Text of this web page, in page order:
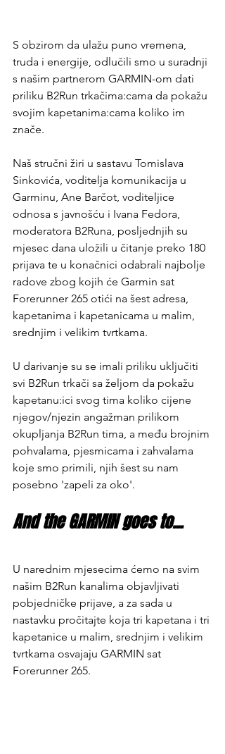
S obzirom da ulažu puno vremena,
truda i energije, odlučili smo u suradnji
s našim partnerom GARMIN-om dati
priliku B2Run trkačima:cama da pokažu
svojim kapetanima:cama koliko im
znače.
Naš stručni žiri u sastavu Tomislava
Sinkovića, voditelja komunikacija u
Garminu, Ane Barčot, voditeljice
odnosa s javnošću i Ivana Fedora,
moderatora B2Runa, posljednjih su
mjesec dana uložili u čitanje preko 180
prijava te u konačnici odabrali najbolje
radove zbog kojih će Garmin sat
Forerunner 265 otići na šest adresa,
kapetanima i kapetanicama u malim,
srednjim i velikim tvrtkama.
U darivanje su se imali priliku uključiti
svi B2Run trkači sa željom da pokažu
kapetanu:ici svog tima koliko cijene
njegov/njezin angažman prilikom
okupljanja B2Run tima, a među brojnim
pohvalama, pjesmicama i zahvalama
koje smo primili, njih šest su nam
posebno 'zapeli za oko'.
And the GARMIN goes to...
U narednim mjesecima ćemo na svim
našim B2Run kanalima objavljivati
pobjedničke prijave, a za sada u
nastavku pročitajte koja tri kapetana i tri
kapetanice u malim, srednjim i velikim
tvrtkama osvajaju GARMIN sat
Forerunner 265.